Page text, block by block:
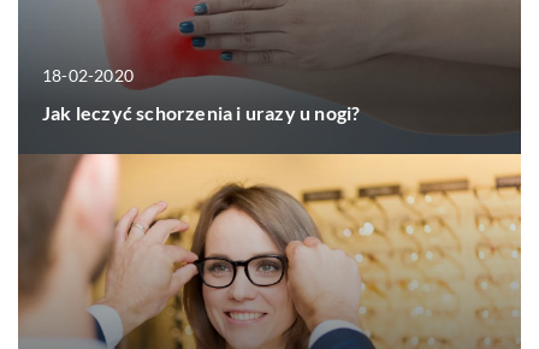
18-02-2020
Jak leczyć schorzenia i urazy u nogi?